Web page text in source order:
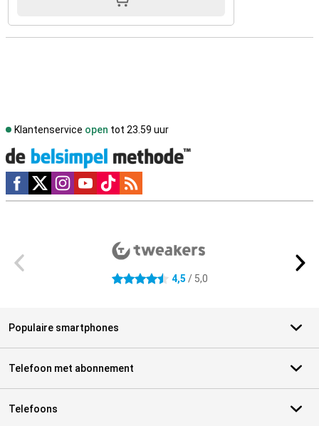
Klantenservice open tot 23.59 uur
Social media
4.5 sterren 4,5 / 5,0
Populaire smartphones
Telefoon met abonnement
Telefoons